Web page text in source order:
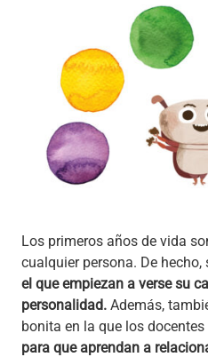
Los primeros años de vida
cualquier persona. De
el que empiezan a verse su
personalidad. Además,
bonita en la que los
para que aprendan a